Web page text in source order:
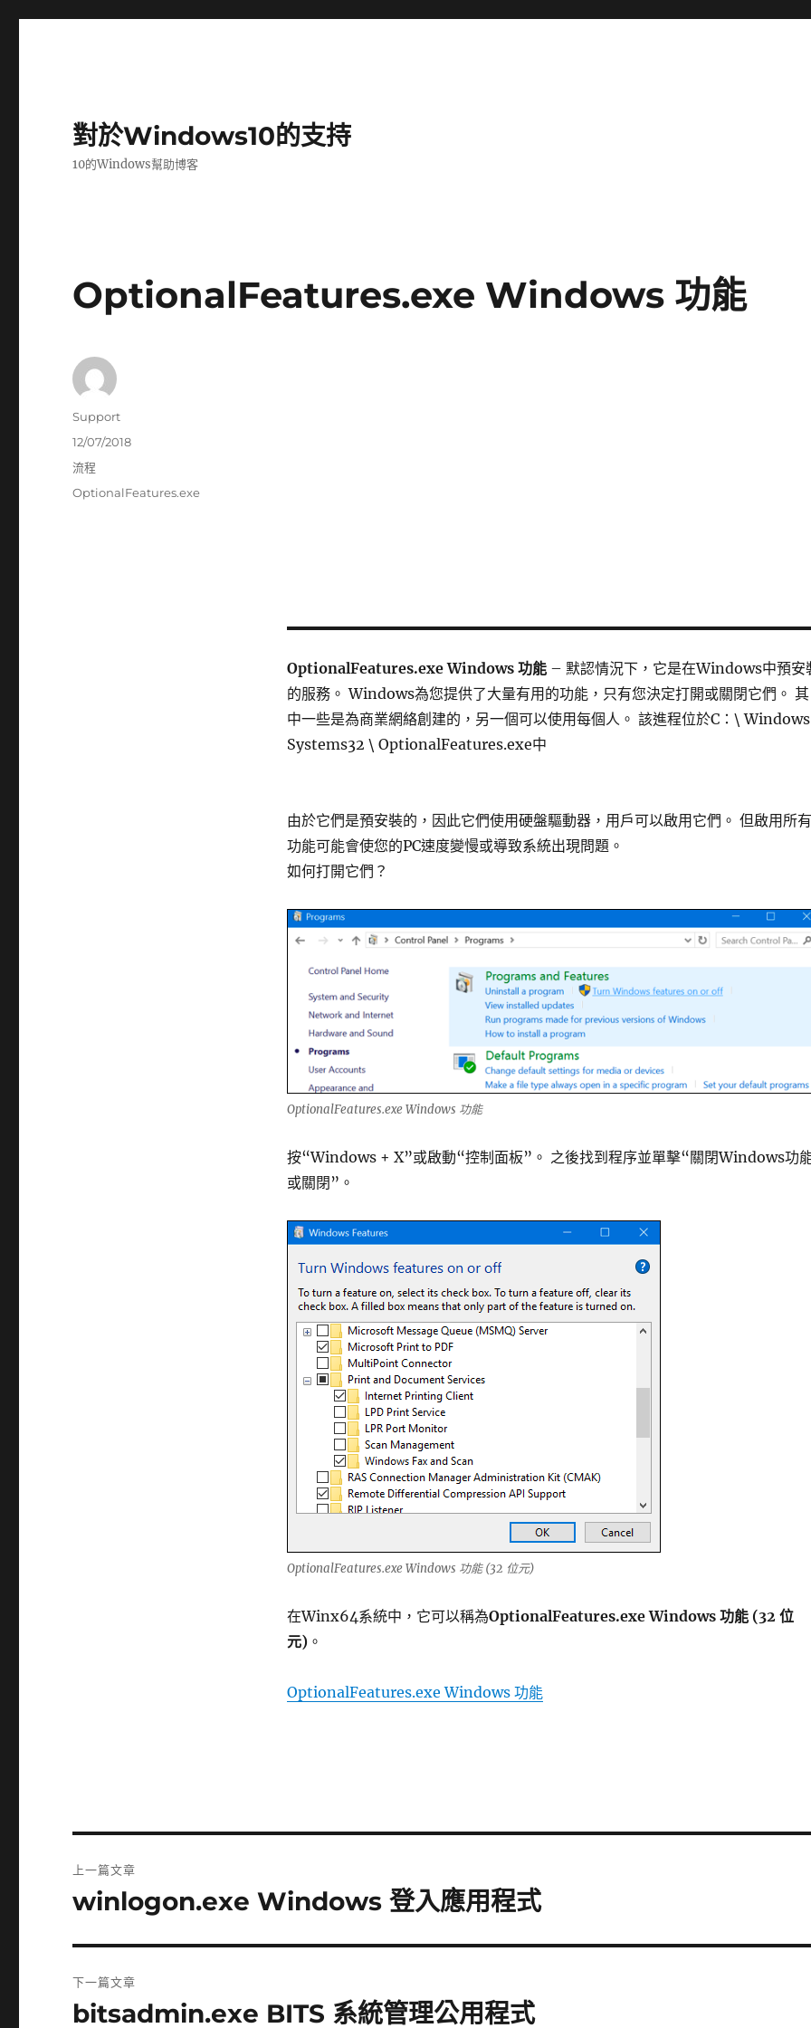
對於Windows10的支持
10的Windows幫助博客
OptionalFeatures.exe Windows 功能
OptionalFeatures.exe Windows 功能 – 默認情況下，它是在Windows中預安
的服務。 Windows為您提供了大量有用的功能，只有您決定打開或關閉它們。 其
中一些是為商業網絡創建的，另一個可以使用每個人。 該進程位於C：\
Systems32 \ OptionalFeatures.exe中
由於它們是預安裝的，因此它們使用硬盤驅動器，用戶可以啟用它們。 但啟用所有
功能可能會使您的PC速度變慢或導致系統出現問題。
如何打開它們？
OptionalFeatures.exe Windows 功能
按“Windows + X”或啟動“控制面板”。 之後找到程序並單擊“關閉Windows功
或關閉”。
OptionalFeatures.exe Windows 功能 (32 位元)
在Winx64系統中，它可以稱為OptionalFeatures.exe Windows 功能 (32 位
元)。
OptionalFeatures.exe Windows 功能
作
Support
發
佈
期:
12/07/2018
分
流程
標
OptionalFeatures.exe
章
上一篇文章
上
篇
文
winlogon.exe Windows 登入應用程式
下一篇文章
下
bitsadmin.exe BITS 系統管理公用程式